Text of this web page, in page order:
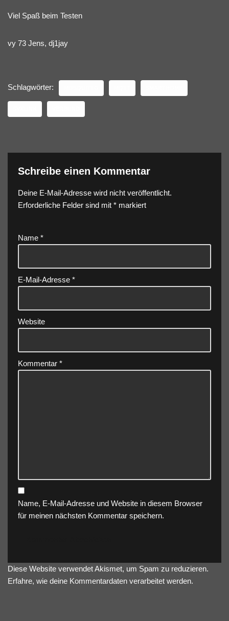
Viel Spaß beim Testen
vy 73 Jens, dj1jay
Schlagwörter:
Schreibe einen Kommentar
Deine E-Mail-Adresse wird nicht veröffentlicht.
Erforderliche Felder sind mit * markiert
Name *
E-Mail-Adresse *
Website
Kommentar *
Name, E-Mail-Adresse und Website in diesem Browser
für meinen nächsten Kommentar speichern.
Diese Website verwendet Akismet, um Spam zu reduzieren.
Erfahre, wie deine Kommentardaten verarbeitet werden.